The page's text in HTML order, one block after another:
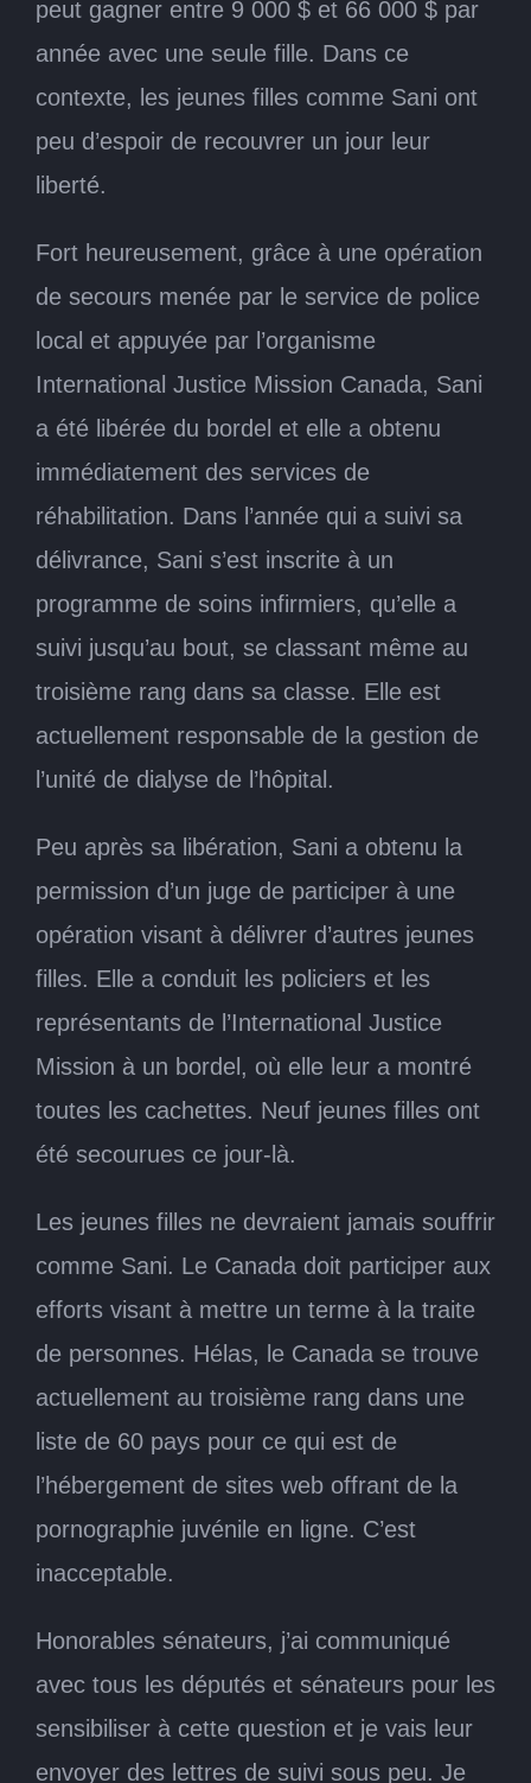
peut gagner entre 9 000 $ et 66 000 $ par
année avec une seule fille. Dans ce
contexte, les jeunes filles comme Sani ont
peu d’espoir de recouvrer un jour leur
liberté.
Fort heureusement, grâce à une opération
de secours menée par le service de police
local et appuyée par l’organisme
International Justice Mission Canada, Sani
a été libérée du bordel et elle a obtenu
immédiatement des services de
réhabilitation. Dans l’année qui a suivi sa
délivrance, Sani s’est inscrite à un
programme de soins infirmiers, qu’elle a
suivi jusqu’au bout, se classant même au
troisième rang dans sa classe. Elle est
actuellement responsable de la gestion de
l’unité de dialyse de l’hôpital.
Peu après sa libération, Sani a obtenu la
permission d’un juge de participer à une
opération visant à délivrer d’autres jeunes
filles. Elle a conduit les policiers et les
représentants de l’International Justice
Mission à un bordel, où elle leur a montré
toutes les cachettes. Neuf jeunes filles ont
été secourues ce jour-là.
Les jeunes filles ne devraient jamais souffrir
comme Sani. Le Canada doit participer aux
efforts visant à mettre un terme à la traite
de personnes. Hélas, le Canada se trouve
actuellement au troisième rang dans une
liste de 60 pays pour ce qui est de
l’hébergement de sites web offrant de la
pornographie juvénile en ligne. C’est
inacceptable.
Honorables sénateurs, j’ai communiqué
avec tous les députés et sénateurs pour les
sensibiliser à cette question et je vais leur
envoyer des lettres de suivi sous peu. Je